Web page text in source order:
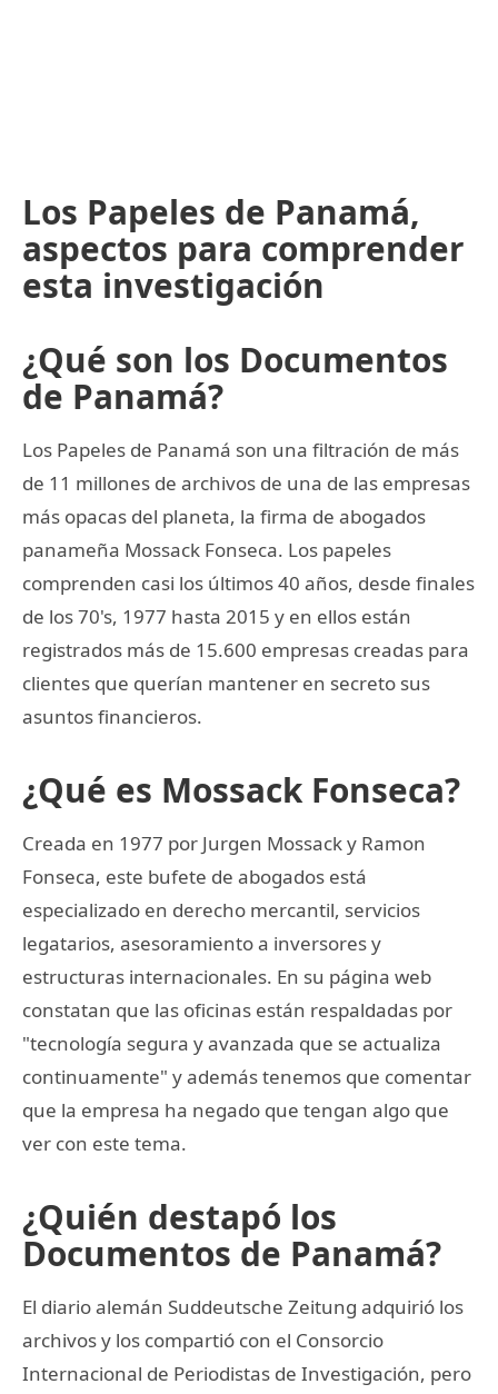
Los Papeles de Panamá,
aspectos para comprender
esta investigación
¿Qué son los Documentos
de Panamá?
Los Papeles de Panamá son una filtración de más
de 11 millones de archivos de una de las empresas
más opacas del planeta, la firma de abogados
panameña Mossack Fonseca. Los papeles
comprenden casi los últimos 40 años, desde finales
de los 70's, 1977 hasta 2015 y en ellos están
registrados más de 15.600 empresas creadas para
clientes que querían mantener en secreto sus
asuntos financieros.
¿Qué es Mossack Fonseca?
Creada en 1977 por Jurgen Mossack y Ramon
Fonseca, este bufete de abogados está
especializado en derecho mercantil, servicios
legatarios, asesoramiento a inversores y
estructuras internacionales. En su página web
constatan que las oficinas están respaldadas por
"tecnología segura y avanzada que se actualiza
continuamente" y además tenemos que comentar
que la empresa ha negado que tengan algo que
ver con este tema.
¿Quién destapó los
Documentos de Panamá?
El diario alemán Suddeutsche Zeitung adquirió los
archivos y los compartió con el Consorcio
Internacional de Periodistas de Investigación, pero